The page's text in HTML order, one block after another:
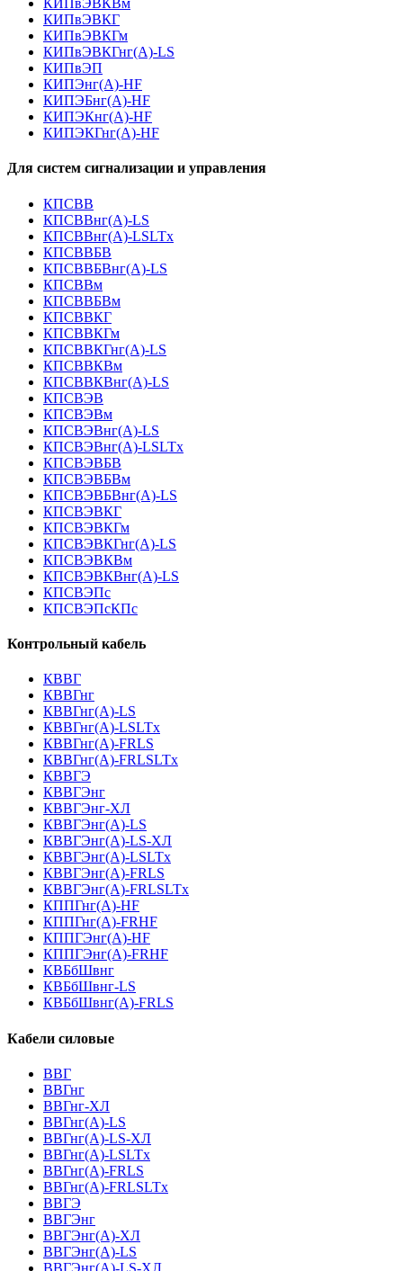
КИПвЭВКВм
КИПвЭВКГ
КИПвЭВКГм
КИПвЭВКГнг(А)-LS
КИПвЭП
КИПЭнг(А)-HF
КИПЭБнг(А)-HF
КИПЭКнг(А)-HF
КИПЭКГнг(А)-HF
Для систем сигнализации и управления
КПСВВ
КПСВВнг(А)-LS
КПСВВнг(А)-LSLTx
КПСВВБВ
КПСВВБВнг(А)-LS
КПСВВм
КПСВВБВм
КПСВВКГ
КПСВВКГм
КПСВВКГнг(А)-LS
КПСВВКВм
КПСВВКВнг(А)-LS
КПСВЭВ
КПСВЭВм
КПСВЭВнг(А)-LS
КПСВЭВнг(А)-LSLTx
КПСВЭВБВ
КПСВЭВБВм
КПСВЭВБВнг(А)-LS
КПСВЭВКГ
КПСВЭВКГм
КПСВЭВКГнг(А)-LS
КПСВЭВКВм
КПСВЭВКВнг(А)-LS
КПСВЭПс
КПСВЭПсКПс
Контрольный кабель
КВВГ
КВВГнг
КВВГнг(А)-LS
КВВГнг(А)-LSLTx
КВВГнг(А)-FRLS
КВВГнг(А)-FRLSLTx
КВВГЭ
КВВГЭнг
КВВГЭнг-ХЛ
КВВГЭнг(А)-LS
КВВГЭнг(А)-LS-ХЛ
КВВГЭнг(А)-LSLTx
КВВГЭнг(А)-FRLS
КВВГЭнг(А)-FRLSLTx
КППГнг(А)-HF
КППГнг(А)-FRHF
КППГЭнг(А)-HF
КППГЭнг(А)-FRHF
КВБбШвнг
КВБбШвнг-LS
КВБбШвнг(А)-FRLS
Кабели силовые
ВВГ
ВВГнг
ВВГнг-ХЛ
ВВГнг(А)-LS
ВВГнг(А)-LS-ХЛ
ВВГнг(А)-LSLTx
ВВГнг(А)-FRLS
ВВГнг(А)-FRLSLTx
ВВГЭ
ВВГЭнг
ВВГЭнг(A)-ХЛ
ВВГЭнг(А)-LS
ВВГЭнг(А)-LS-ХЛ